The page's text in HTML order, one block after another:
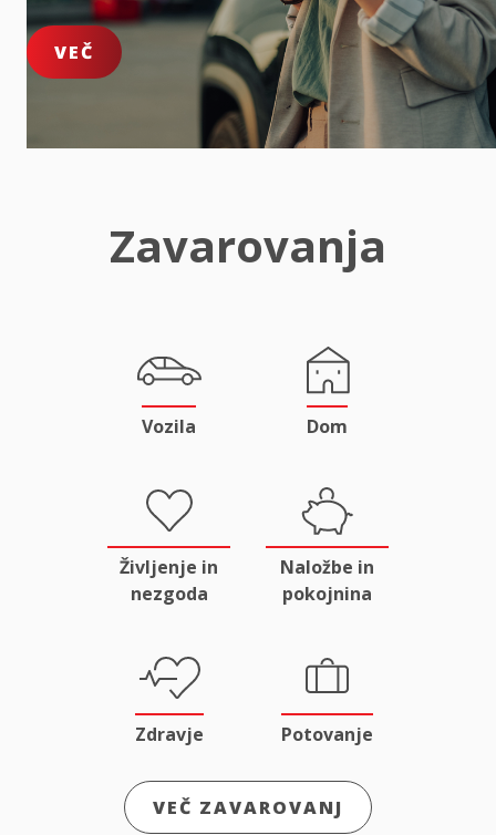
VEČ
Zavarovanja
Vozila Dom
Življenje in
nezgoda
Naložbe in
pokojnina
Zdravje Potovanje
VEČ ZAVAROVANJ